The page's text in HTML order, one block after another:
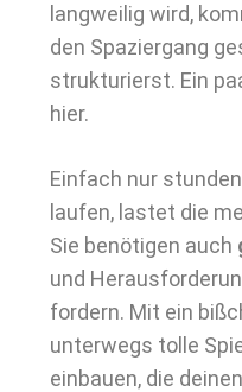
langweilig wird,
den Spaziergang
strukturierst. Ein
hier.
Einfach nur
laufen, lastet die
Sie benötigen auch
und
fordern. Mit ein
unterwegs tolle
einbauen, die